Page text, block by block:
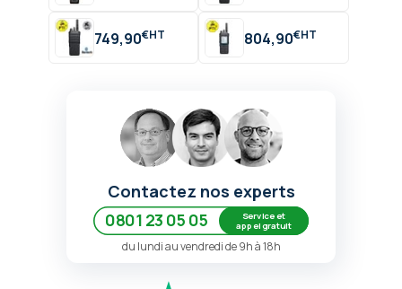
749,90€ 804,90€
Contactez nos experts
0801 23 05 05
Service et
appel gratuit
du lundi au vendredi de 9h à 18h